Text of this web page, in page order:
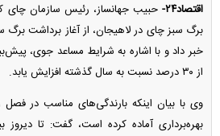
اقتصاد۲۴-
حبیب جهانساز، رئیس سازمان چای
برگ سبز چای در لاهیجان، از آغاز برداشت برگ
خبر داد و با اشاره به شرایط مساعد جوی،
از ۳۰ درصد نسبت به سال گذشته افزایش یابد.
وی با بیان اینکه بارندگی‌های مناسب در فصل